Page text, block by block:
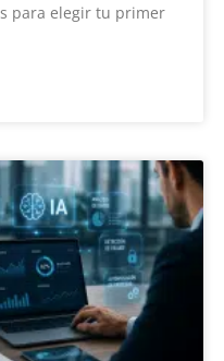
para elegir tu primer